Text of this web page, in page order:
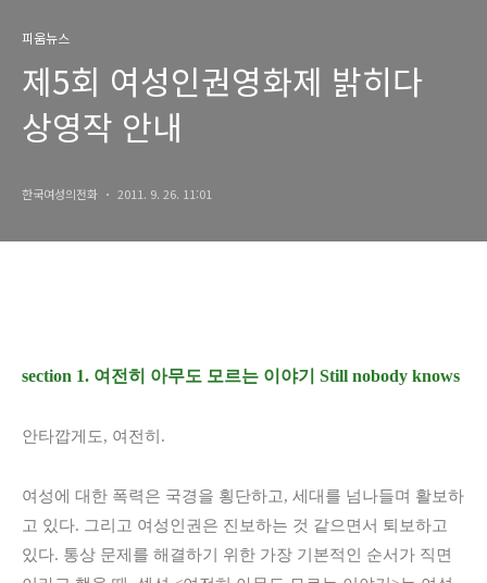
피움뉴스
제5회 여성인권영화제 밝히다
상영작 안내
한국여성의전화 2011. 9. 26. 11:01
section 1. 여전히 아무도 모르는 이야기 Still nobody knows
안타깝게도, 여전히.
여성에 대한 폭력은 국경을 횡단하고, 세대를 넘나들며 활보하
고 있다. 그리고 여성인권은 진보하는 것 같으면서 퇴보하고
있다. 통상 문제를 해결하기 위한 가장 기본적인 순서가 직면